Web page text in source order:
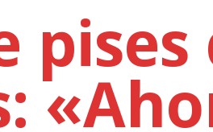
Ciudad